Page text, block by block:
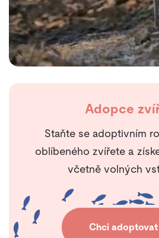
Adopce
Staňte se adoptivním
oblíbeného zvířete a
včetně volných
Chci adoptovat